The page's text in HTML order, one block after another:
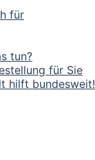
für
tun?
für Sie
hilft bundesweit!